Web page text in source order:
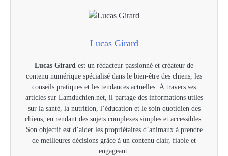
Lucas Girard
Lucas Girard est un rédacteur passionné et créateur de
contenu numérique spécialisé dans le bien-être des chiens, les
conseils pratiques et les tendances actuelles. À travers ses
articles sur Lamduchien.net, il partage des informations utiles
sur la santé, la nutrition, l’éducation et le soin quotidien des
chiens, en rendant des sujets complexes simples et accessibles.
Son objectif est d’aider les propriétaires d’animaux à prendre
de meilleures décisions grâce à un contenu clair, fiable et
engageant.